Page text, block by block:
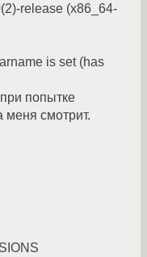
release (x86_64-
is set (has
попытке
меня смотрит.